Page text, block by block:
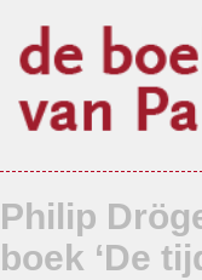
Philip
boek ‘De